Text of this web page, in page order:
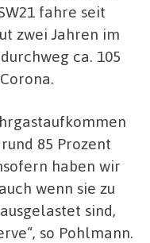
fahre seit
zwei Jahren im
ca. 105
85 Prozent
haben wir
wenn sie zu
sind,
so Pohlmann.